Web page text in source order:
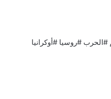
#الحرب #روسيا #أوكرانيا